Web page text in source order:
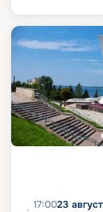
17:0023